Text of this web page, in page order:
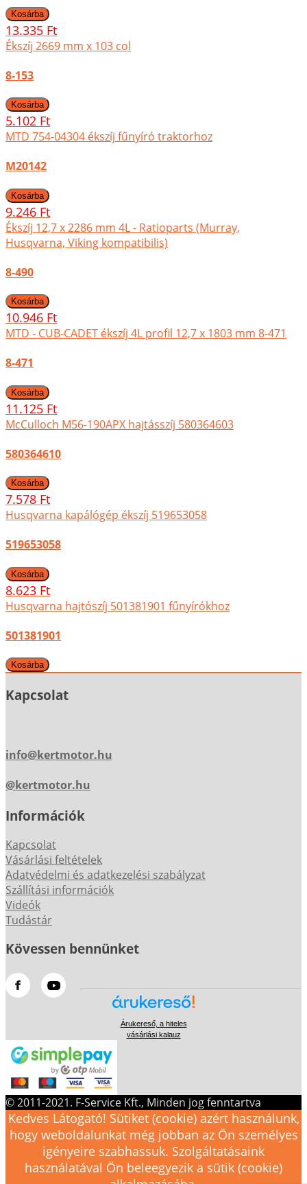
13.335 Ft
Ékszíj 2669 mm x 103 col
8-153
5.102 Ft
MTD 754-04304 ékszíj fűnyíró traktorhoz
M20142
9.246 Ft
Ékszíj 12,7 x 2286 mm 4L - Ratioparts (Murray,
Husqvarna, Viking kompatibilis)
8-490
10.946 Ft
MTD - CUB-CADET ékszíj 4L profil 12,7 x 1803 mm 8-471
8-471
11.125 Ft
McCulloch M56-190APX hajtásszíj 580364603
580364610
7.578 Ft
Husqvarna kapálógép ékszíj 519653058
519653058
8.623 Ft
Husqvarna hajtószíj 501381901 fűnyírókhoz
501381901
Kapcsolat
info@kertmotor.hu
@kertmotor.hu
Információk
Kapcsolat
Vásárlási feltételek
Adatvédelmi és adatkezelési szabályzat
Szállítási információk
Videók
Tudástár
Kövessen bennünket
Árukereső, a hiteles
vásárlási kalauz
© 2011-2021. F-Service Kft., Minden jog fenntartva
Kedves Látogató! Sütiket (cookie) azért használunk,
hogy weboldalunkat még jobban az Ön személyes
igényeire szabhassuk. Szolgáltatásaink
használatával Ön beleegyezik a sütik (cookie)